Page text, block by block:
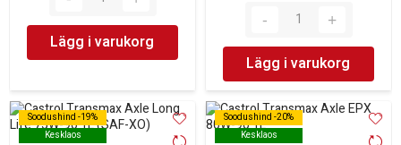
Lägg i varukorg
Lägg i varukorg
Soodushind -19%
Kesklaos
Soodushind -19%
Kesklaos
Soodushind -20%
Kesklaos
Soodushind -20%
Kesklaos